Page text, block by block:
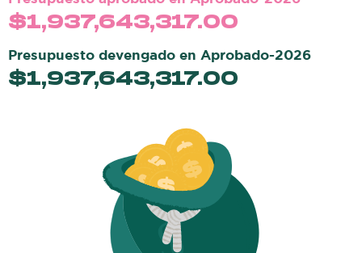
$1,937,643,317.00
Presupuesto devengado en Aprobado-2026
$1,937,643,317.00